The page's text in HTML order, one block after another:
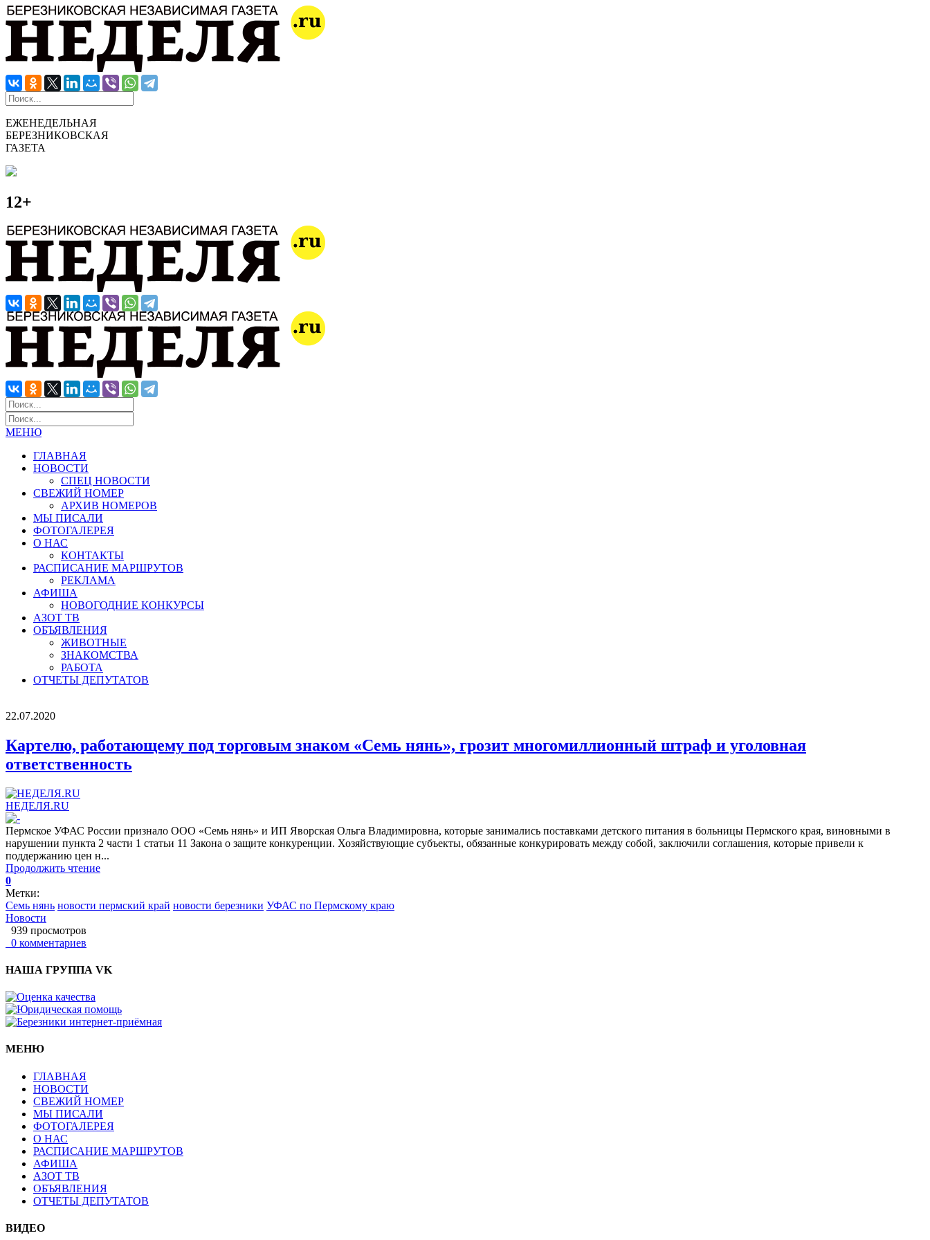
ЕЖЕНЕДЕЛЬНАЯ
БЕРЕЗНИКОВСКАЯ
ГАЗЕТА
12+
МЕНЮ
ГЛАВНАЯ
НОВОСТИ
СПЕЦ НОВОСТИ
СВЕЖИЙ НОМЕР
АРХИВ НОМЕРОВ
МЫ ПИСАЛИ
ФОТОГАЛЕРЕЯ
О НАС
КОНТАКТЫ
РАСПИСАНИЕ МАРШРУТОВ
РЕКЛАМА
АФИША
НОВОГОДНИЕ КОНКУРСЫ
АЗОТ ТВ
ОБЪЯВЛЕНИЯ
ЖИВОТНЫЕ
ЗНАКОМСТВА
РАБОТА
ОТЧЕТЫ ДЕПУТАТОВ
22.07.2020
Картелю, работающему под торговым знаком «Семь нянь», грозит многомиллионный штраф и уголовная
ответственность
НЕДЕЛЯ.RU
Пермское УФАС России признало ООО «Семь нянь» и ИП Яворская Ольга Владимировна, которые занимались поставками детского питания в больницы Пермского края, виновными в
нарушении пункта 2 части 1 статьи 11 Закона о защите конкуренции. Хозяйствующие субъекты, обязанные конкурировать между собой, заключили соглашения, которые привели к
поддержанию цен н...
Продолжить чтение
0
Метки:
Семь нянь новости пермский край новости березники УФАС по Пермскому краю
Новости
939 просмотров
0 комментариев
НАША ГРУППА VK
МЕНЮ
ГЛАВНАЯ
НОВОСТИ
СВЕЖИЙ НОМЕР
МЫ ПИСАЛИ
ФОТОГАЛЕРЕЯ
О НАС
РАСПИСАНИЕ МАРШРУТОВ
АФИША
АЗОТ ТВ
ОБЪЯВЛЕНИЯ
ОТЧЕТЫ ДЕПУТАТОВ
ВИДЕО